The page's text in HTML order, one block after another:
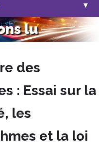
▼
lu
des
: Essai sur la
les
et la loi